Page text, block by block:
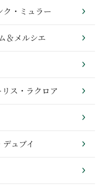
・ミュラー
＆メルシエ
ス・ラクロア
ュブイ